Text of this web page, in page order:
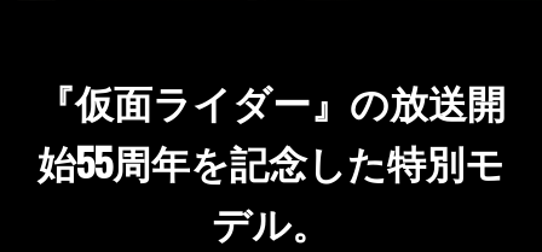
『仮面ライダー』の放送開
始55周年を記念した特別モ
デル。